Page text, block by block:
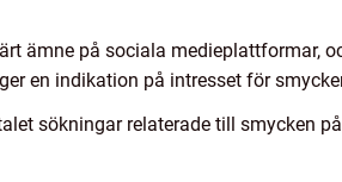
ämne på sociala medieplattformar,
en indikation på intresset för
sökningar relaterade till smycken